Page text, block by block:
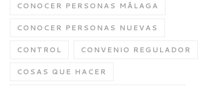
CONOCER PERSONAS MÁLAGA
CONOCER PERSONAS NUEVAS
CONTROL CONVENIO REGULADOR
COSAS QUE HACER